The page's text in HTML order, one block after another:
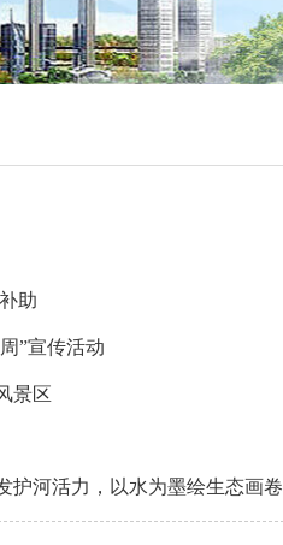
助
”宣传活动
景区
护河活力，以水为墨绘生态画卷